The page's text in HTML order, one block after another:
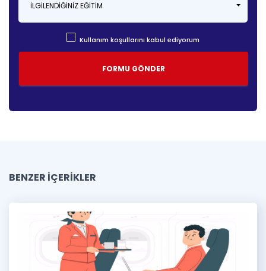
İLGILENDIĞINIZ EĞITIM
Kullanım koşullarını kabul ediyorum
BENZER İÇERİKLER